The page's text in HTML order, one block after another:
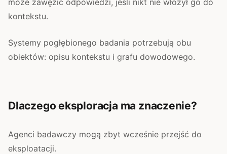
kontekstu.
Systemy pogłębionego badania potrzebują obu
obiektów: opisu kontekstu i grafu dowodowego.
Dlaczego eksploracja ma znaczenie?
Agenci badawczy mogą zbyt wcześnie przejść do
eksploatacji.